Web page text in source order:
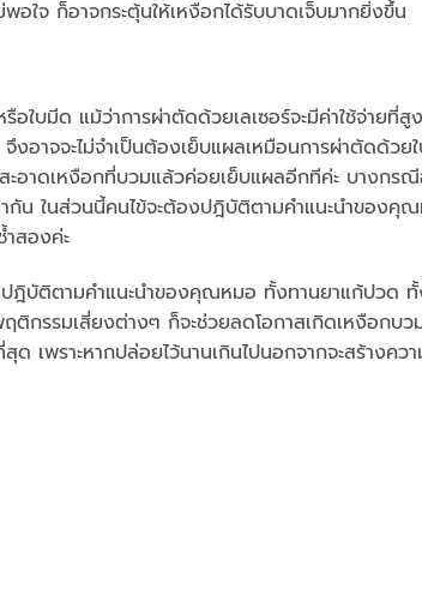
จ ก็อาจกระตุ้นให้เหงือกได้รับบาดเจ็บมากยิ่งขึ้น
ใบมีด แม้ว่าการผ่าตัดด้วยเลเซอร์จะมีค่าใช้จ่ายที่สู
จึงอาจจะไม่จำเป็นต้องเย็บแผลเหมือนการผ่าตัดด้ว
อาดเหงือกที่บวมแล้วค่อยเย็บแผลอีกทีค่ะ บางกร
น ในส่วนนี้คนไข้จะต้องปฎิบัติตามคำแนะนำของคุ
สองค่ะ
ฎิบัติตามคำแนะนำของคุณหมอ ทั้งทานยาแก้ปวด ทั้
รรมเสี่ยงต่างๆ ก็จะช่วยลดโอกาสเกิดเหงือกบว
เพราะหากปล่อยไว้นานเกินไปนอกจากจะสร้างคว